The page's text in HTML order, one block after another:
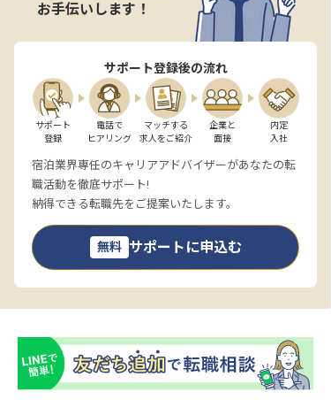
お手伝いします！
サポート登録後の流れ
サポート
登録
電話で
ヒアリング
マッチする
求人をご紹介
企業と
面接
内定
入社
宿泊業界専任のキャリアアドバイザーがあなたの転
職活動を徹底サポート!
納得できる転職先をご提案いたします。
無料 サポートに申込む